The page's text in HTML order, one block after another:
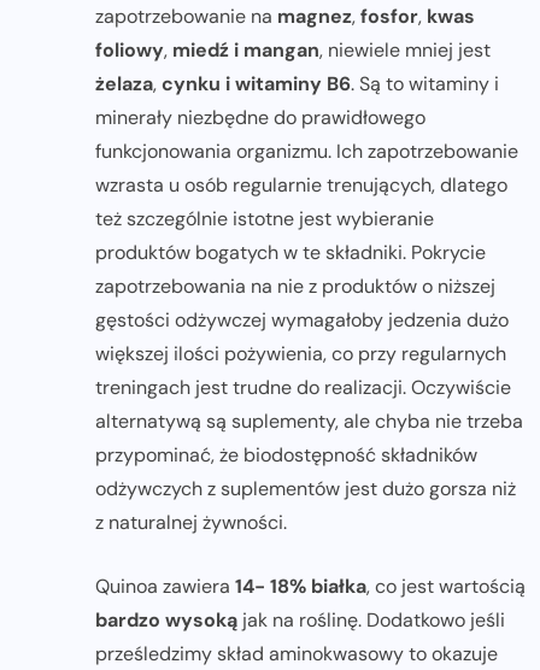
zapotrzebowanie na magnez,fosfor, kwas
foliowy, miedź i mangan, niewiele mniej jest
żelaza,cynku i witaminy B6. Są to witaminy i
minerały niezbędne do prawidłowego
funkcjonowania organizmu. Ich zapotrzebowanie
wzrasta u osób regularnie trenujących, dlatego
też szczególnie istotne jest wybieranie
produktów bogatych w te składniki. Pokrycie
zapotrzebowania na nie z produktów o niższej
gęstości odżywczej wymagałoby jedzenia dużo
większej ilości pożywienia, co przy regularnych
treningach jest trudne do realizacji. Oczywiście
alternatywą są suplementy, ale chyba nie trzeba
przypominać, że biodostępność składników
odżywczych z suplementów jest dużo gorsza niż
z naturalnej żywności.
Quinoa zawiera 14- 18% białka, co jest wartością
bardzo wysoką jak na roślinę. Dodatkowo jeśli
prześledzimy skład aminokwasowy to okazuje